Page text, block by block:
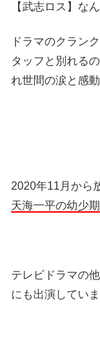
【武志ロス】な
ドラマのクラン
タッフと別れる
れ世間の涙と感
2020年11月から
天海一平の幼少
テレビドラマの
にも出演していま